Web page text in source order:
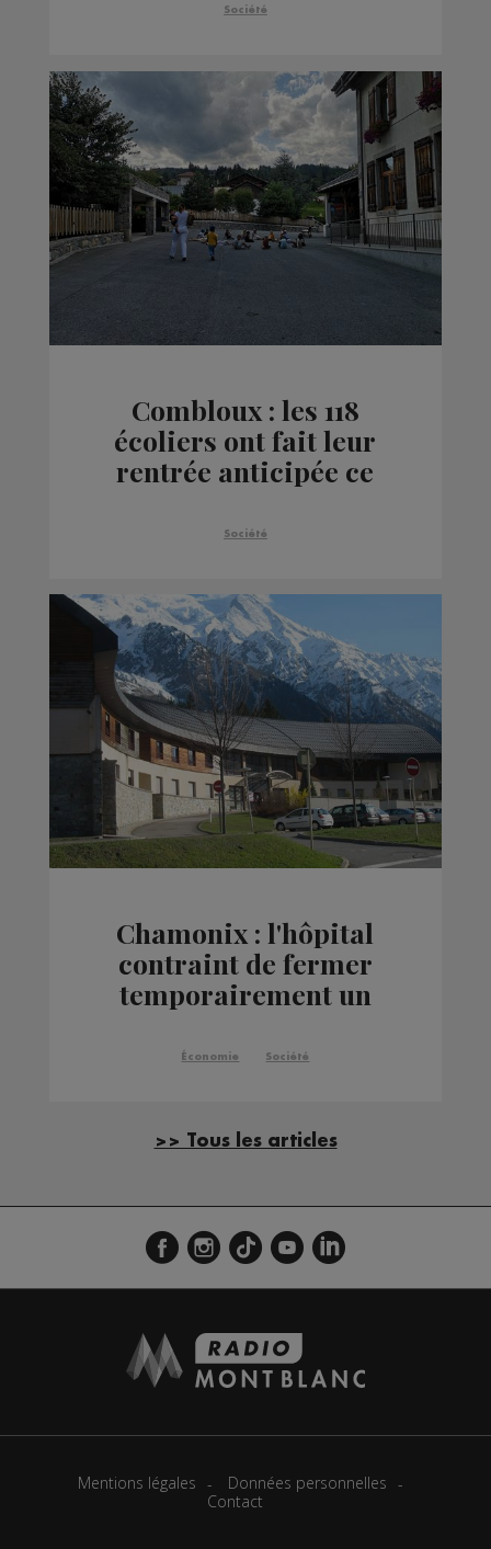
Société
Combloux : les 118
écoliers ont fait leur
rentrée anticipée ce
Société
Chamonix : l'hôpital
contraint de fermer
temporairement un
Économie Société
>> Tous les articles
Mentions légales
Données personnelles
Contact